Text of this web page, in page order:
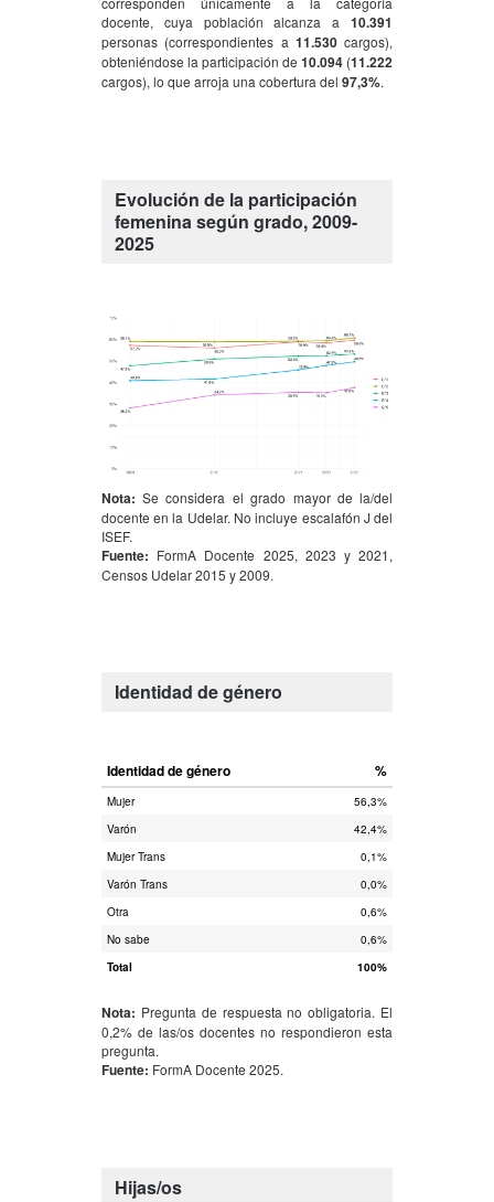
docente, cuya población alcanza a10.391
personas (correspondientes a 11.530cargos),
obteniéndose la participación de10.094 (11.222
cargos), lo que arroja una cobertura del 97,3%.
Evolución de la participación
femenina según grado, 2009-
2025
Nota: Se considera el grado mayor de la/del
docente en la Udelar. No incluye escalafón J del
ISEF.
Fuente: FormA Docente 2025, 2023 y 2021,
Censos Udelar 2015 y 2009.
Identidad de género
Identidad de género %
Mujer
56,3%
Varón
42,4%
Mujer Trans
0,1%
Varón Trans
0,0%
Otra
0,6%
No sabe
0,6%
Total
100%
Nota: Pregunta de respuesta no obligatoria. El
0,2% de las/os docentes no respondieron esta
pregunta.
Fuente: FormA Docente 2025.
Hijas/os